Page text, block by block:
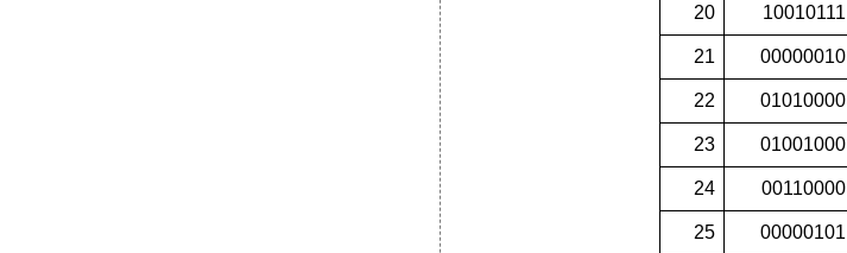
20 10010111
21 00000010
22 01010000
23 01001000
24 00110000
25 00000101